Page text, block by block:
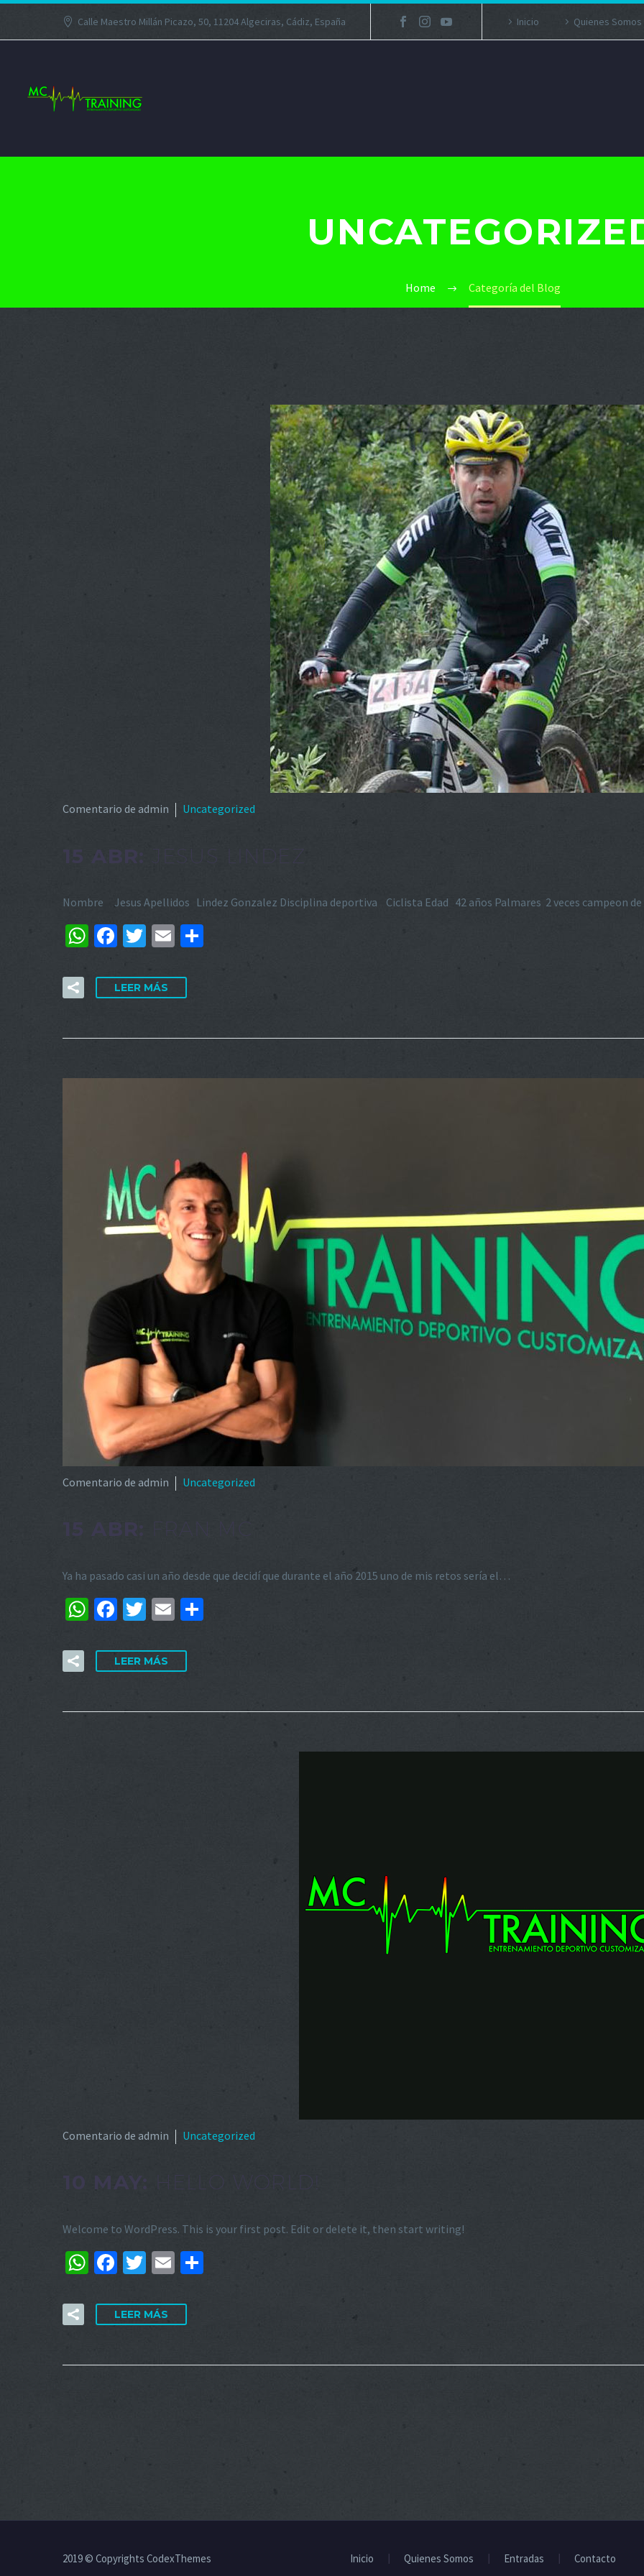
Calle Maestro Millán Picazo, 50, 11204 Algeciras, Cádiz, España Inicio Quienes Somos
Home Categoría del Blog
Comentario de admin Uncategorized
15 ABR: JESUS LINDEZ
Nombre Jesus Apellidos Lindez Gonzalez Disciplina deportiva Ciclista Edad 42 años Palmares 2 veces campeon
WhatsApp
Facebook
Twitter
Email
LEER MÁS
Comentario de admin Uncategorized
15 ABR: FRAN MC
Ya ha pasado casi un año desde que decidí que durante el año 2015 uno de mis retos sería el…
WhatsApp
Facebook
Twitter
Email
LEER MÁS
Comentario de admin Uncategorized
10 MAY: HELLO WORLD!
Welcome to WordPress. This is your first post. Edit or delete it, then start writing!
WhatsApp
Facebook
Twitter
Email
LEER MÁS
Inicio Quienes Somos Entradas Contacto
2019 © Copyrights CodexThemes